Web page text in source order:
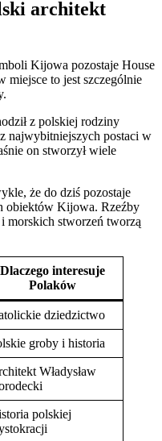
architekt
Kijowa pozostaje House
miejsce to jest szczególnie
z polskiej rodziny
najwybitniejszych postaci w
on stworzył wiele
że do dziś pozostaje
obiektów Kijowa. Rzeźby
morskich stworzeń tworzą
Dlaczego interesuje
Polaków
dziedzictwo
groby i historia
Władysław
polskiej